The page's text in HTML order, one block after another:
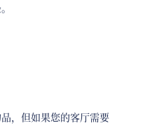
，但如果您的客厅需要